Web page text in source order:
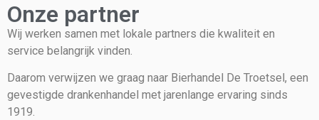
Onze partner
Wij werken samen met lokale partners die kwaliteit en
service belangrijk vinden.
Daarom verwijzen we graag naar Bierhandel De Troetsel, een
gevestigde drankenhandel met jarenlange ervaring sinds
1919.